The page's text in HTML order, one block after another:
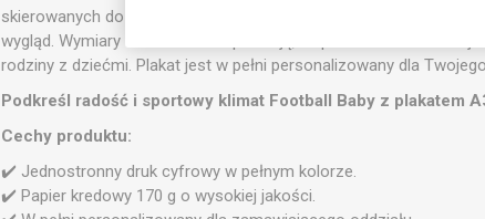
skierowanych do najmłodszych. Jednostronny druk w pełnym
wygląd. Wymiary 420x297 mm sprawiają, że plakat świetnie
rodziny z dziećmi. Plakat jest w pełni personalizowany dla
Podkreśl radość i sportowy klimat Football Baby z plakatem
Cechy produktu:
✔️ Jednostronny druk cyfrowy w pełnym kolorze.
✔️ Papier kredowy 170 g o wysokiej jakości.